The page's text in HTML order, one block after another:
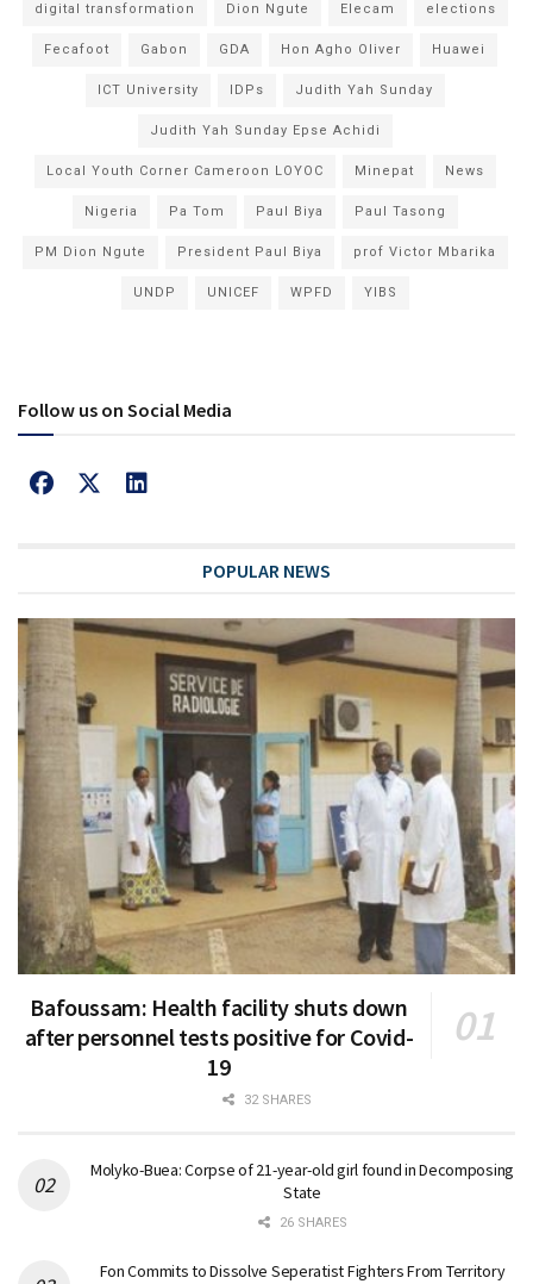
digital transformation Dion Ngute Elecam elections
Fecafoot Gabon GDA Hon Agho Oliver Huawei
ICT University IDPs Judith Yah Sunday
Judith Yah Sunday Epse Achidi
Local Youth Corner Cameroon LOYOC Minepat News
Nigeria Pa Tom Paul Biya Paul Tasong
PM Dion Ngute President Paul Biya prof Victor Mbarika
UNDP UNICEF WPFD YIBS
Follow us on Social Media
POPULAR NEWS
Bafoussam: Health facility shuts down
after personnel tests positive for Covid-
19
32 SHARES
Molyko-Buea: Corpse of 21-year-old girl found in Decomposing
State
26 SHARES
Fon Commits to Dissolve Seperatist Fighters From Territory